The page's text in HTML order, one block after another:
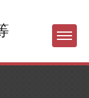
Menu